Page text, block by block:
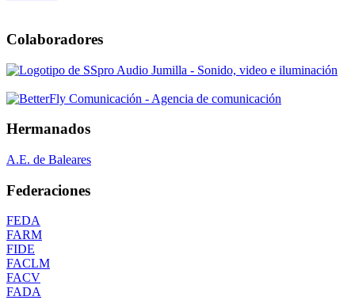
Colaboradores
Hermanados
A.E. de Baleares
Federaciones
FEDA
FARM
FIDE
FACLM
FACV
FADA